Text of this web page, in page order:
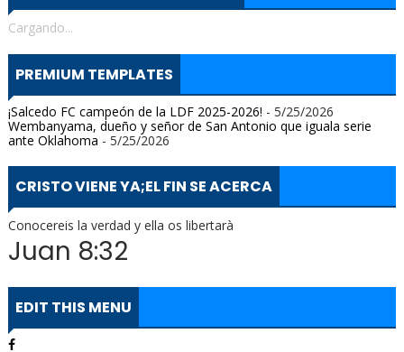
Cargando...
PREMIUM TEMPLATES
¡Salcedo FC campeón de la LDF 2025-2026! - 5/25/2026
Wembanyama, dueño y señor de San Antonio que iguala serie
ante Oklahoma - 5/25/2026
CRISTO VIENE YA;EL FIN SE ACERCA
Conocereis la verdad y ella os libertarà
Juan 8:32
EDIT THIS MENU